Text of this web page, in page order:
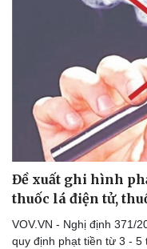
Đề xuất ghi hình
thuốc lá điện tử,
VOV.VN - Nghị định 371/
quy định phạt tiền từ 3 - 5